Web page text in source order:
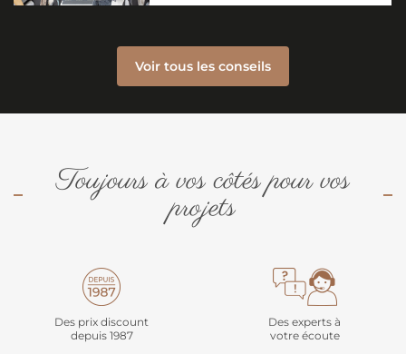
Voir tous les conseils
Toujours à vos côtés pour vos
projets
Des prix discount
depuis 1987
Des experts à
votre écoute